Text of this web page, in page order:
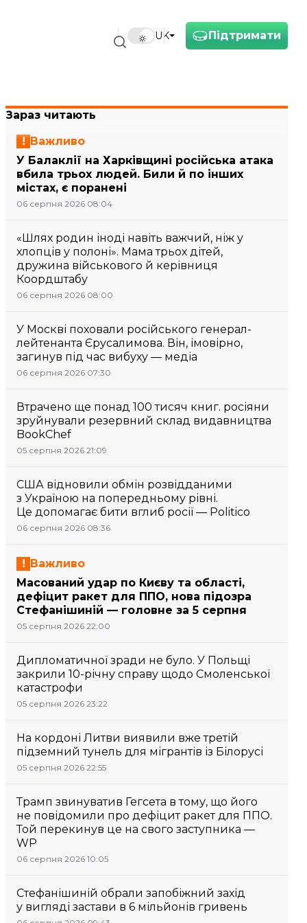
Підтримати
UK
Зараз читають
Важливо
У Балаклії на Харківщині російська атака
вбила трьох людей. Били й по інших
містах, є поранені
06 серпня 2026 08:04
«Шлях родин іноді навіть важчий, ніж у
хлопців у полоні». Мама трьох дітей,
дружина військового й керівниця
Коордштабу
06 серпня 2026 08:00
У Москві поховали російського генерал-
лейтенанта Єрусалимова. Він, імовірно,
загинув під час вибуху — медіа
06 серпня 2026 07:30
Втрачено ще понад 100 тисяч книг. росіяни
зруйнували резервний склад видавництва
BookChef
05 серпня 2026 21:09
США відновили обмін розвідданими
з Україною на попередньому рівні.
Це допомагає бити вглиб росії — Politico
06 серпня 2026 08:36
Важливо
Масований удар по Києву та області,
дефіцит ракет для ППО, нова підозра
Стефанішиній — головне за 5 серпня
05 серпня 2026 22:00
Дипломатичної зради не було. У Польщі
закрили 10-річну справу щодо Смоленської
катастрофи
05 серпня 2026 23:22
На кордоні Литви виявили вже третій
підземний тунель для мігрантів із Білорусі
05 серпня 2026 22:55
Трамп звинуватив Гегсета в тому, що його
не повідомили про дефіцит ракет для ППО.
Той перекинув це на свого заступника —
WP
06 серпня 2026 10:05
Стефанішиній обрали запобіжний захід
у вигляді застави в 6 мільйонів гривень